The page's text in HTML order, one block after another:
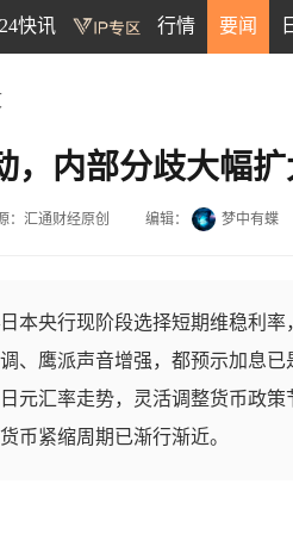
快讯 行情 要闻
，内部分歧大幅
：汇通财经原创 编辑： 梦中有蝶
日本央行现阶段选择短期维稳利
、鹰派声音增强，都预示加息
元汇率走势，灵活调整货币政
币紧缩周期已渐行渐近。